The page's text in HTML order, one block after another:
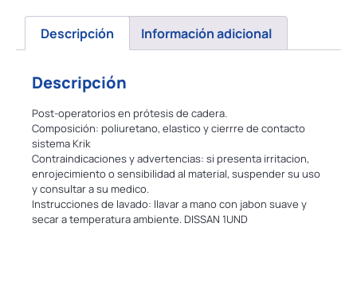
Descripción Información adicional
Descripción
Post-operatorios en prótesis de cadera.
Composición: poliuretano, elastico y cierrre de contacto
sistema Krik
Contraindicaciones y advertencias: si presenta irritacion,
enrojecimiento o sensibilidad al material, suspender su uso
y consultar a su medico.
Instrucciones de lavado: llavar a mano con jabon suave y
secar a temperatura ambiente. DISSAN 1UND